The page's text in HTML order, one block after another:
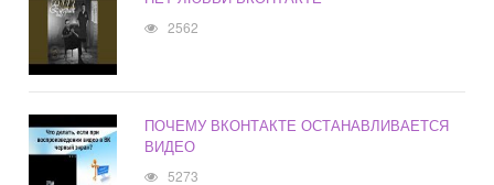
2562
ПОЧЕМУ ВКОНТАКТЕ ОСТАНАВЛИВАЕТСЯ
ВИДЕО
5273